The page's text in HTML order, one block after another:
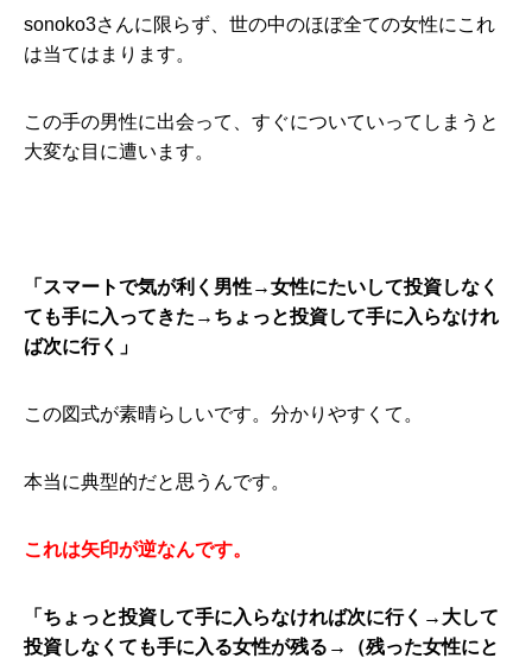
sonoko3さんに限らず、世の中のほぼ全ての女性にこれ
は当てはまります。
この手の男性に出会って、すぐについていってしまうと
大変な目に遭います。
「スマートで気が利く男性→女性にたいして投資しなく
ても手に入ってきた→ちょっと投資して手に入らなけれ
ば次に行く」
この図式が素晴らしいです。分かりやすくて。
本当に典型的だと思うんです。
これは矢印が逆なんです。
「ちょっと投資して手に入らなければ次に行く→大して
投資しなくても手に入る女性が残る→（残った女性にと